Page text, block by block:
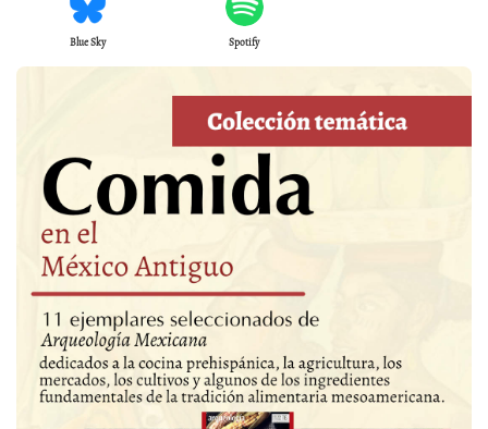
Blue Sky Spotify